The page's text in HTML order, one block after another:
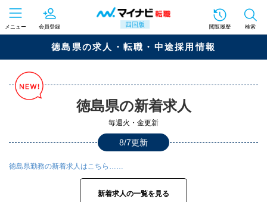
四国版
メニュー 会員登録 閲覧履歴 検索
徳島県の求人・転職・中途採用情報
徳島県の新着求人
毎週火・金更新
8/7更新
徳島県勤務の新着求人はこちら……
新着求人の一覧を見る